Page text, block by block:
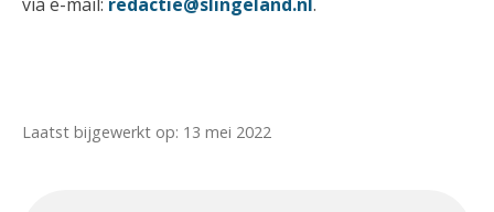
Laatst bijgewerkt op: 13 mei 2022